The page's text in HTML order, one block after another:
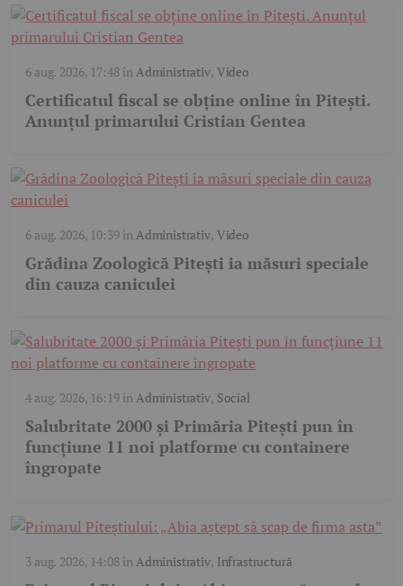
6 aug. 2026, 17:48în Administrativ, Video
Certificatul fiscal se obține online în Pitești.
Anunțul primarului Cristian Gentea
6 aug. 2026, 10:39în Administrativ, Video
Grădina Zoologică Pitești ia măsuri speciale
din cauza caniculei
4 aug. 2026, 16:19în Administrativ, Social
Salubritate 2000 și Primăria Pitești pun în
funcțiune 11 noi platforme cu containere
îngropate
3 aug. 2026, 14:08în Administrativ, Infrastructură